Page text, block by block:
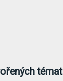
témat